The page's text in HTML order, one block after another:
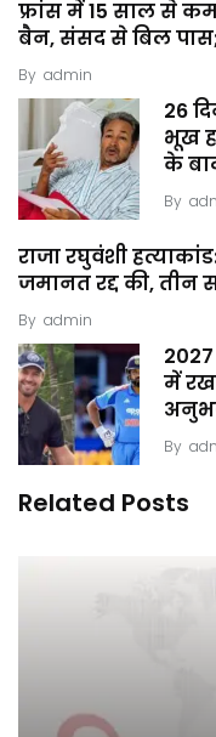
फ्रांस में 15 साल से
बैन, संसद से बिल पास;
By admin
26
भूख
के
By
राजा रघुवंशी
जमानत रद्द की, तीन
By admin
में
By
Related Posts